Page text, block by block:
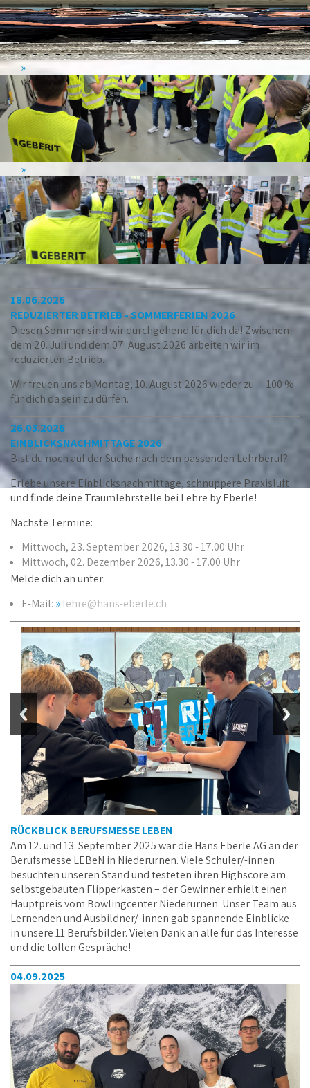
18.06.2026
REDUZIERTER BETRIEB - SOMMERFERIEN 2026
Diesen Sommer sind wir durchgehend für dich da! Zwischen
dem 20. Juli und dem 07. August 2026 arbeiten wir im
reduzierten Betrieb.
Wir freuen uns ab Montag, 10. August 2026 wieder zu 100 %
für dich da sein zu dürfen.
26.03.2026
EINBLICKSNACHMITTAGE 2026
Bist du noch auf der Suche nach dem passenden Lehrberuf?
Erlebe unsere Einblicksnachmittage, schnuppere Praxisluft
und finde deine Traumlehrstelle bei Lehre by Eberle!
Nächste Termine:
Mittwoch, 23. September 2026, 13.30 - 17.00 Uhr
Mittwoch, 02. Dezember 2026, 13.30 - 17.00 Uhr
Melde dich an unter:
E-Mail:
lehre@hans-eberle.ch
RÜCKBLICK BERUFSMESSE LEBEN
Am 12. und 13. September 2025 war die Hans Eberle AG an der
Berufsmesse LEBeN in Niederurnen. Viele Schüler/-innen
besuchten unseren Stand und testeten ihren Highscore am
selbstgebauten Flipperkasten – der Gewinner erhielt einen
Hauptpreis vom Bowlingcenter Niederurnen. Unser Team aus
Lernenden und Ausbildner/-innen gab spannende Einblicke
und die tollen Gespräche!
04.09.2025